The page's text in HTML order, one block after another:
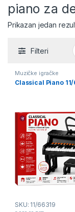
piano za
Prikazan jedan
Filteri
Muzičke igračke
Classical Piano 11/
SKU: 11/66319